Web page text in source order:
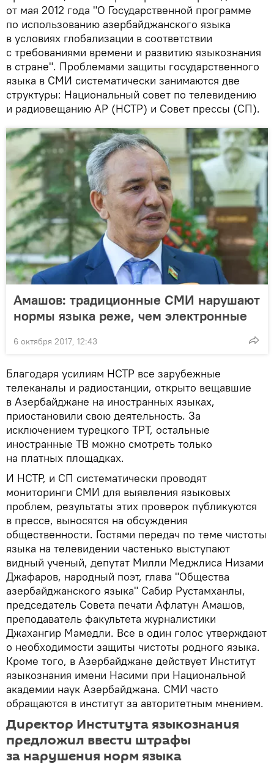
от мая 2012 года "О Государственной программе
по использованию азербайджанского языка
в условиях глобализации в соответствии
с требованиями времени и развитию языкознания
в стране". Проблемами защиты государственного
языка в СМИ систематически занимаются две
структуры: Национальный совет по телевидению
и радиовещанию АР (НСТР) и Совет прессы (СП).
Амашов: традиционные СМИ нарушают
нормы языка реже, чем электронные
6 октября 2017, 12:43
Благодаря усилиям НСТР все зарубежные
телеканалы и радиостанции, открыто вещавшие
в Азербайджане на иностранных языках,
приостановили свою деятельность. За
исключением турецкого ТРТ, остальные
иностранные ТВ можно смотреть только
на платных площадках.
И НСТР, и СП систематически проводят
мониторинги СМИ для выявления языковых
проблем, результаты этих проверок публикуются
в прессе, выносятся на обсуждения
общественности. Гостями передач по теме чистоты
языка на телевидении частенько выступают
видный ученый, депутат Милли Меджлиса Низами
Джафаров, народный поэт, глава "Общества
азербайджанского языка" Сабир Рустамханлы,
председатель Совета печати Афлатун Амашов,
преподаватель факультета журналистики
Джахангир Мамедли. Все в один голос утверждают
о необходимости защиты чистоты родного языка.
Кроме того, в Азербайджане действует Институт
языкознания имени Насими при Национальной
академии наук Азербайджана. СМИ часто
обращаются в институт за авторитетным мнением.
Директор Института языкознания
предложил ввести штрафы
за нарушения норм языка